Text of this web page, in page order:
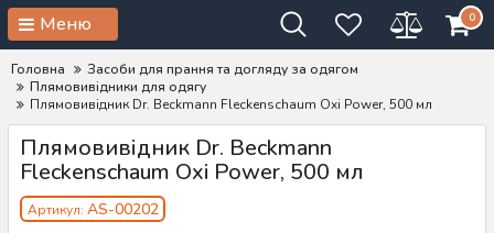
Меню 0
Головна
Засоби для прання та догляду за одягом
Плямовивідники для одягу
Плямовивідник Dr. Beckmann Fleckenschaum Oxi Power, 500 мл
Плямовивідник Dr. Beckmann
Fleckenschaum Oxi Power, 500 мл
Артикул: AS-00202